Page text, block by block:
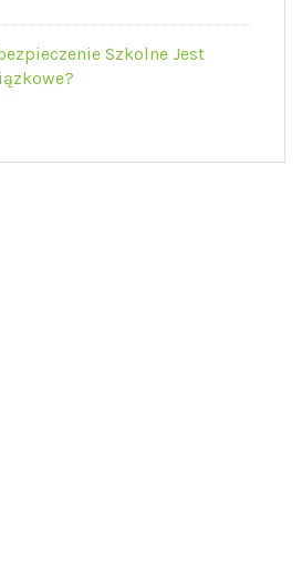
Szkolne Jest